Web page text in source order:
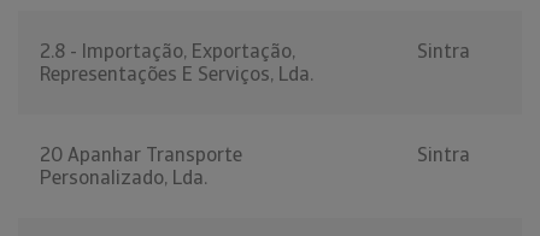
2.8 - Importação, Exportação,
Representações E Serviços, Lda.
Sintra
20 Apanhar Transporte
Personalizado, Lda.
Sintra